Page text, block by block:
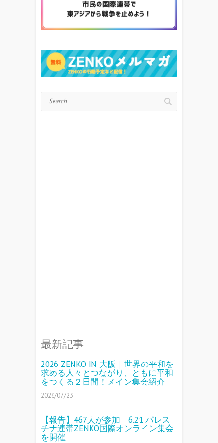
最新記事
2026 ZENKO IN 大阪｜世界の平和を
求める人々とつながり、ともに平和
をつくる２日間！メイン集会紹介
2026/07/23
【報告】467人が参加 6.21 パレス
チナ連帯ZENKO国際オンライン集会
を開催